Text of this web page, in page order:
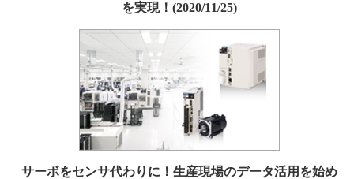
を実現！(2020/11/25)
サーボをセンサ代わりに！生産現場のデータ活用を始め